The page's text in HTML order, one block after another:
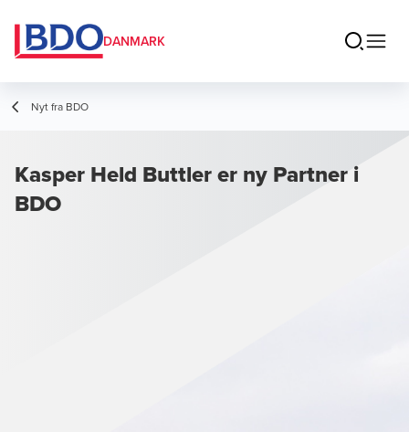
DANMARK
Nyt fra BDO
Kasper Held Buttler er ny Partner i
BDO